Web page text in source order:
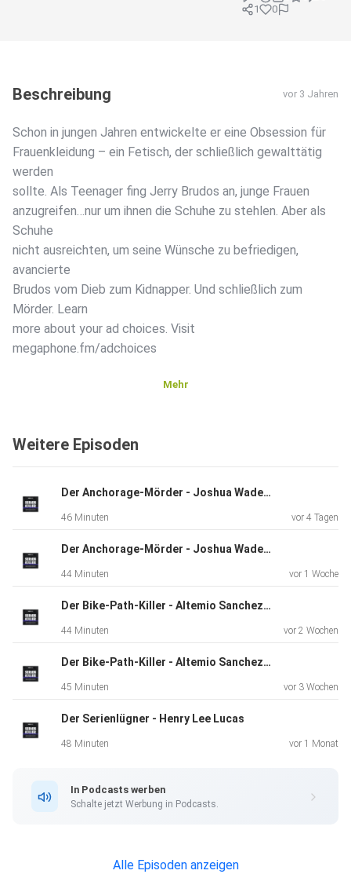
1
0
Beschreibung vor 3 Jahren
Schon in jungen Jahren entwickelte er eine Obsession für
Frauenkleidung – ein Fetisch, der schließlich gewalttätig
werden
sollte. Als Teenager fing Jerry Brudos an, junge Frauen
anzugreifen…nur um ihnen die Schuhe zu stehlen. Aber als
Schuhe
nicht ausreichten, um seine Wünsche zu befriedigen,
avancierte
Brudos vom Dieb zum Kidnapper. Und schließlich zum
Mörder. Learn
more about your ad choices. Visit
megaphone.fm/adchoices
Mehr
Weitere Episoden
Der Anchorage-Mörder - Joshua Wade - Teil 2
46 Minuten vor 4 Tagen
Der Anchorage-Mörder - Joshua Wade - Teil 1
44 Minuten vor 1 Woche
Der Bike-Path-Killer - Altemio Sanchez - Teil 2
44 Minuten vor 2 Wochen
Der Bike-Path-Killer - Altemio Sanchez - Teil 1
45 Minuten vor 3 Wochen
Der Serienlügner - Henry Lee Lucas
48 Minuten vor 1 Monat
In Podcasts werben
Schalte jetzt Werbung in Podcasts.
Alle Episoden anzeigen